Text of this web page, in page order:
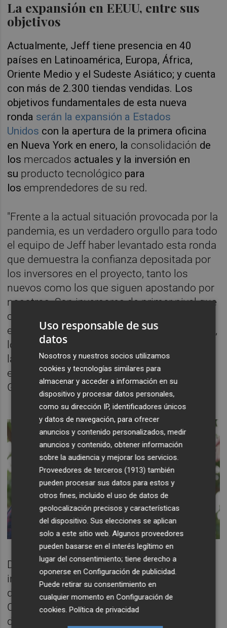
La expansión en EEUU, entre sus
objetivos
Actualmente, Jeff tiene presencia en 40
países en Latinoamérica, Europa, África,
Oriente Medio y el Sudeste Asiático; y cuenta
con más de 2.300 tiendas vendidas. Los
objetivos fundamentales de esta nueva
ronda serán la expansión a Estados
Unidos con la apertura de la primera oficina
en Nueva York en enero, la consolidación de
los mercados actuales y la inversión en
su producto tecnológico para
los emprendedores de su red.
"Frente a la actual situación provocada por la
pandemia, es un verdadero orgullo para todo
el equipo de Jeff haber levantado esta ronda
que demuestra la confianza depositada por
los inversores en el proyecto, tanto los
nuevos como los que siguen apostando por
nosotros. Son inversores de primer nivel que
comparten nuestra visión y confían en la
escalabilidad de nuestro modelo de negocio,
los nuevos verticales que se han ido
lanzando y la nueva propuesta de valor para
emprendedores a nivel mundial", señala Eloi
Gómez, CEO y cofundador de Jeff.
Desde la compañía también destacan la
incorporación al proyecto durante este año
de altos directivos comoMarc Vicente
COO deRakuten Europa;Carlos Vidal
de
Uso responsable de sus
datos
Nosotros y nuestros socios utilizamos
cookies y tecnologías similares para
almacenar y acceder a información en su
dispositivo y procesar datos personales,
como su dirección IP, identificadores únicos
y datos de navegación, para ofrecer
anuncios y contenido personalizados, medir
anuncios y contenido, obtener información
sobre la audiencia y mejorar los servicios.
Proveedores de terceros (1913) también
pueden procesar sus datos para estos y
otros fines, incluido el uso de datos de
geolocalización precisos y características
del dispositivo. Sus elecciones se aplican
solo a este sitio web. Algunos proveedores
pueden basarse en el interés legítimo en
lugar del consentimiento; tiene derecho a
oponerse enConfiguración de publicidad.
Puede retirar su consentimiento en
cualquier momento enConfiguración de
cookies.Política de privacidad